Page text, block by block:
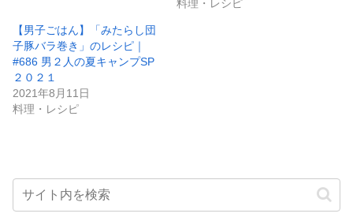
料理・レシピ
【男子ごはん】「みたらし団
子豚バラ巻き」のレシピ｜
#686 男２人の夏キャンプSP
２０２１
2021年8月11日
料理・レシピ